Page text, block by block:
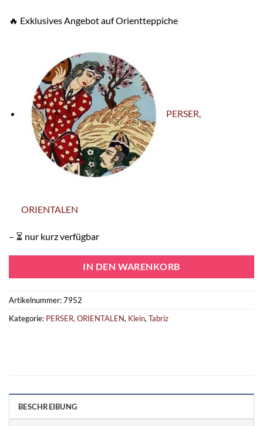
🔥 Exklusives Angebot auf Orientteppiche
PERSER,
ORIENTALEN
– ⏳ nur kurz verfügbar
IN DEN WARENKORB
Artikelnummer:7952
Kategorie: PERSER, ORIENTALEN, Klein, Tabriz
BESCHREIBUNG